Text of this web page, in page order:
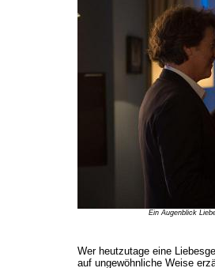
Ein Augenblick
Wer heutzutage eine
auf ungewöhnliche Weise